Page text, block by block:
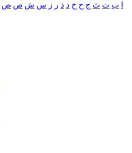
ب ت ث ج ح خ د ذ ر ز س ش ص ض